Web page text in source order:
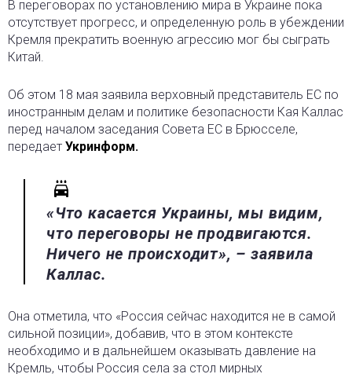
В переговорах по установлению мира в Украине пока
отсутствует прогресс, и определенную роль в убеждении
Кремля прекратить военную агрессию мог бы сыграть
Китай.
Об этом 18 мая заявила верховный представитель ЕС по
иностранным делам и политике безопасности Кая Каллас
перед началом заседания Совета ЕС в Брюсселе,
передает Укринформ.
«Что касается Украины, мы видим,
что переговоры не продвигаются.
Ничего не происходит», – заявила
Каллас.
Она отметила, что «Россия сейчас находится не в самой
сильной позиции», добавив, что в этом контексте
необходимо и в дальнейшем оказывать давление на
Кремль, чтобы Россия села за стол мирных